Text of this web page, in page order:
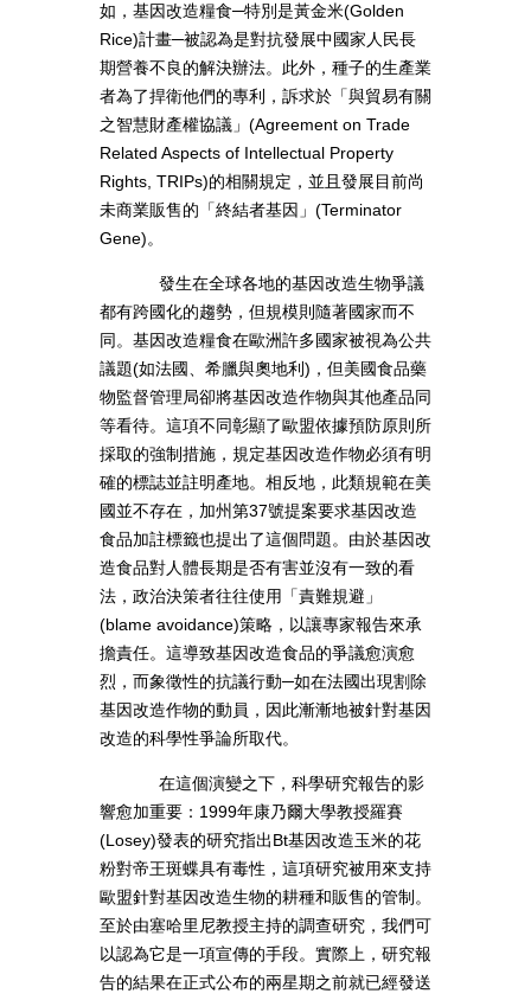
如，基因改造糧食─特別是黃金米(Golden
Rice)計畫─被認為是對抗發展中國家人民長
期營養不良的解決辦法。此外，種子的生產業
者為了捍衛他們的專利，訴求於「與貿易有關
之智慧財產權協議」(Agreement on Trade
Related Aspects of Intellectual Property
Rights, TRIPs)的相關規定，並且發展目前尚
未商業販售的「終結者基因」(Terminator
Gene)。
發生在全球各地的基因改造生物爭議
都有跨國化的趨勢，但規模則隨著國家而不
同。基因改造糧食在歐洲許多國家被視為公共
議題(如法國、希臘與奧地利)，但美國食品藥
物監督管理局卻將基因改造作物與其他產品同
等看待。這項不同彰顯了歐盟依據預防原則所
採取的強制措施，規定基因改造作物必須有明
確的標誌並註明產地。相反地，此類規範在美
國並不存在，加州第37號提案要求基因改造
食品加註標籤也提出了這個問題。由於基因改
造食品對人體長期是否有害並沒有一致的看
法，政治決策者往往使用「責難規避」
(blame avoidance)策略，以讓專家報告來承
擔責任。這導致基因改造食品的爭議愈演愈
烈，而象徵性的抗議行動─如在法國出現割除
基因改造作物的動員，因此漸漸地被針對基因
改造的科學性爭論所取代。
在這個演變之下，科學研究報告的影
響愈加重要：1999年康乃爾大學教授羅賽
(Losey)發表的研究指出Bt基因改造玉米的花
粉對帝王斑蝶具有毒性，這項研究被用來支持
歐盟針對基因改造生物的耕種和販售的管制。
至於由塞哈里尼教授主持的調查研究，我們可
以認為它是一項宣傳的手段。實際上，研究報
告的結果在正式公布的兩星期之前就已經發送